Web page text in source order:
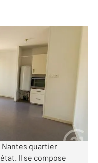
ou premier
Nantes quartier
Il se compose